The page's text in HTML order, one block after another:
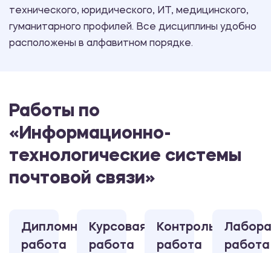
технического, юридического, ИТ, медицинского,
гуманитарного профилей. Все дисциплины удобно
расположены в алфавитном порядке.
Работы по
«Информационно-
технологические системы
почтовой связи»
Дипломная
работа
Курсовая
работа
Контрольная
работа
работа